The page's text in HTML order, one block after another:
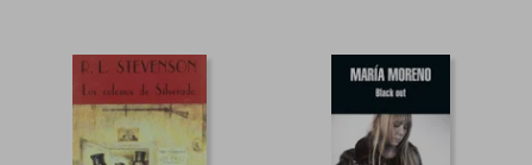
40%
dcto. $ 44.03
45%